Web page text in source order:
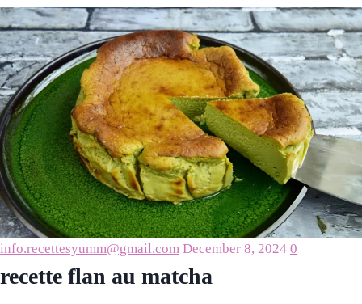
info.recettesyumm@gmail.com December 8, 2024 0
recette flan au matcha